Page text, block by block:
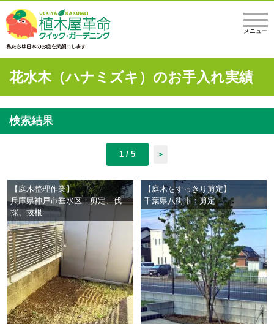
メニュー
花水木（ハナミズキ）のお手入れ実績
検索結果
1 / 5 ＞
【庭木整理作業】
兵庫県神戸市垂水区：剪定、伐
採、抜根
【庭木をすっきり剪定】
千葉県八街市：剪定